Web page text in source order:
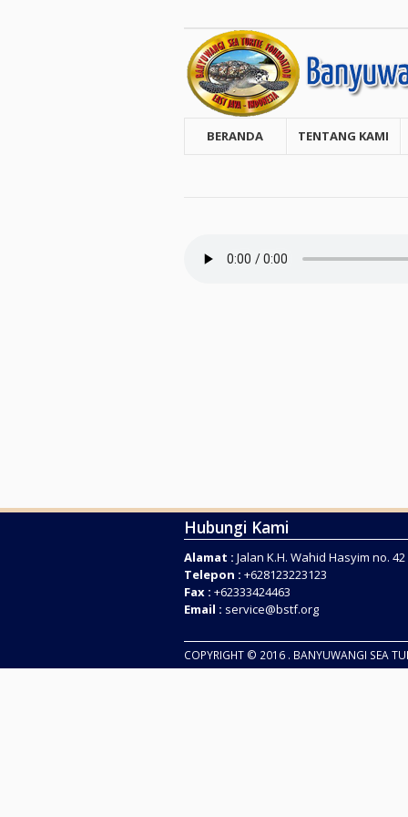
BERANDA TENTANG KAMI
Hubungi Kami
Alamat : Jalan K.H. Wahid Hasyim no.
Telepon : +628123223123
Fax : +62333424463
Email : service@bstf.org
COPYRIGHT © 2016 . BANYUWANGI SEA